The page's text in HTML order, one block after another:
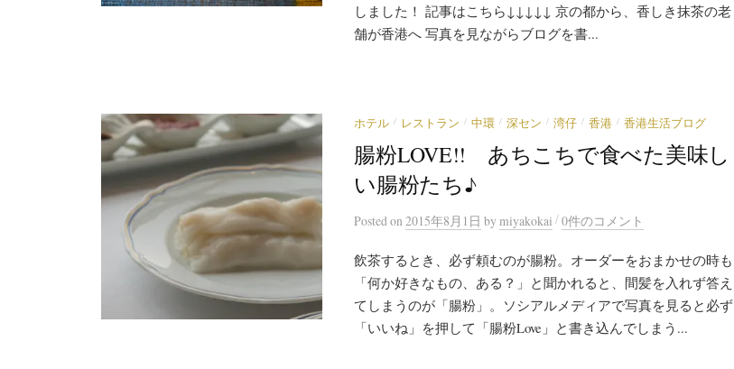
しました！ 記事はこちら↓↓↓↓↓ 京の都から、香しき抹茶の老
舗が香港へ 写真を見ながらブログを書...
ホテル / レストラン / 中環 / 深セン / 湾仔 / 香港 / 香港生活ブログ
腸粉LOVE!! あちこちで食べた美味し
い腸粉たち♪
Posted on 2015年8月1日 by miyakokai /0件のコメント
飲茶するとき、必ず頼むのが腸粉。オーダーをおまかせの時も
「何か好きなもの、ある？」と聞かれると、間髪を入れず答え
てしまうのが「腸粉」。ソシアルメディアで写真を見ると必ず
「いいね」を押して「腸粉Love」と書き込んでしまう...